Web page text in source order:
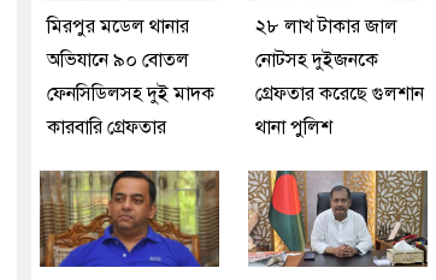
মিরপুর মডেল থানার
অভিযানে ৯০ বোতল
ফেনসিডিলসহ দুই মাদক
কারবারি গ্রেফতার
২৮ লাখ টাকার জাল
নোটসহ দুইজনকে
গ্রেফতার করেছে গুলশান
থানা পুলিশ